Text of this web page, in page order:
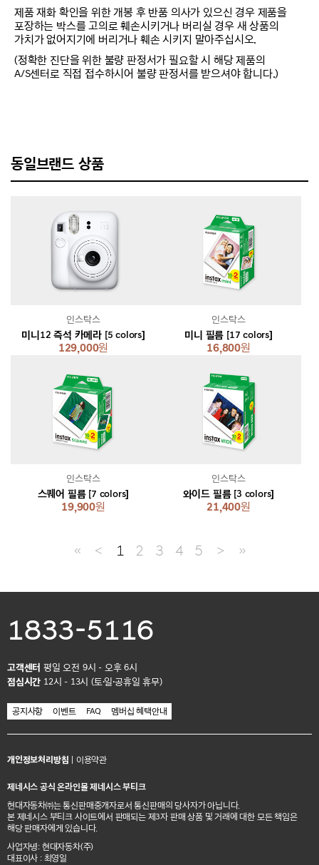
제품 재화 확인을 위한 개봉 후 반품 의사가 있으신 경우 제품을
포장하는 박스를 고의로 훼손시키거나 버리실 경우 새 상품의
가치가 없어지기에 버리거나 훼손 시키지 말아주십시오.
(정확한 진단을 위한 불량 판정서가 필요할 시 해당 제품의
A/S센터로 직접 접수하시어 불량 판정서를 받으셔야 합니다.)
동일브랜드 상품
미니12 즉석 카메라 [5 colors]
129,000원
인스탁스
미니 필름 [17 colors]
16,800원
인스탁스
스퀘어 필름 [7 colors]
19,900원
인스탁스
와이드 필름 [3 colors]
21,400원
인스탁스
≪ ＜ 1 2 3 4 5 ＞ ≫
1833-5116
고객센터 평일 오전 9시 - 오후 6시
점심시간 12시 - 13시 (토·일·공휴일 휴무)
공지사항 이벤트 FAQ 멤버십 혜택안내
개인정보처리방침 이용약관
제네시스 공식 온라인몰 제네시스 부티크
현대자동차㈜는 통신판매중개자로서 통신판매의 당사자가 아닙니다.
본 제네시스 부티크 사이트에서 판매되는 제3자 판매 상품 및 거래에 대한 모든 책임은
해당 판매자에게 있습니다.
사업자명: 현대자동차(주)
대표이사 : 최영일